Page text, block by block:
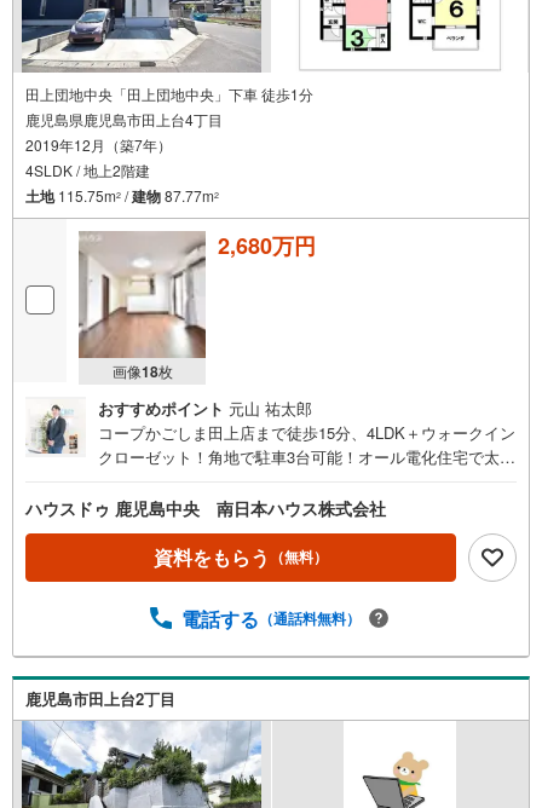
田上団地中央「田上団地中央」下車 徒歩1分
鹿児島県鹿児島市田上台4丁目
2019年12月（築7年）
4SLDK / 地上2階建
土地115.75m2 /建物87.77m2
画像18枚
2,680万円
おすすめポイント 元山 祐太郎
コープかごしま田上店まで徒歩15分、4LDK＋ウォークイン
クローゼット！角地で駐車3台可能！オール電化住宅で太陽
つきご見学をご希望の際には事前にご連絡下さい！■周辺環
境■・田上団地第三公園まで徒歩4分（約280m）・田上自動
車学校まで徒歩12分（約960m）・たがみ台保育園まで徒歩
15分（約1130m）・コープかごしま田上店まで徒歩15分
m）・セブンイレブン紫原7丁目店まで徒歩20分（約1540
まで徒歩25分（約1980m）
ハウスドゥ 鹿児島中央 南日本ハウス株式会社
資料をもらう （無料）
電話する （通話料無料）
鹿児島市田上台2丁目